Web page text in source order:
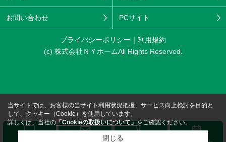
お問い合わせ PCサイト
プライバシーポリシー
利用規約
(c) 株式会社ＮＹホームAll Rights Reserved.
当サイトでは、お客様の当サイト利用状況把握、サービス向上検討を目的と
して、クッキー（Cookie）を使用しています。
詳しくは、当社の 「Cookieの取扱いについて」をご確認ください。
閉じる